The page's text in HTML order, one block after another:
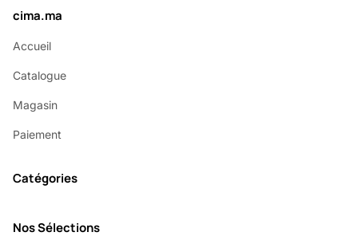
cima.ma
Accueil
Catalogue
Magasin
Paiement
Catégories
Nos Sélections